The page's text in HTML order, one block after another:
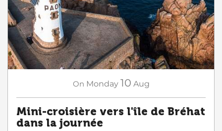
On Monday 10 Aug
Mini-croisière vers l'île de Bréhat
dans la journée